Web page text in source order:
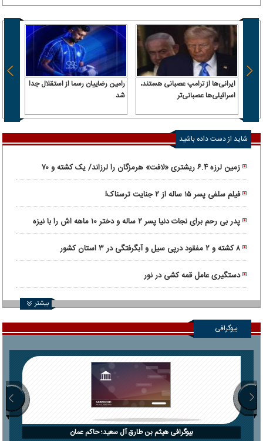
ایرانی‌ها از ترامپ عصبانی هستند،
اسرائیلی‌ها عصبانی‌تر
رامین رضاییان رسما از استقلال جدا
شد
شاید از دست داده باشید
زمین لرزه ۶.۴ ریشتری «لافت» هرمزگان را لرزاند/ یک کشته و ۷۰
مصدوم
فیلم سلفی پسر ۱۵ ساله از ۲ جنایت ترسناک!
پدر بی رحم برای نجات دنیا پسر ۲ ساله و دختر ۱۰ ماهه اش را با نیزه
کشت!
۸ کشته و ۲ مفقود درپی سیل و آبگرفتگی در ۳ استان کشور
دستگیری عامل قمه کشی در نور
بیشتر
بیوگرافی
بیوگرافی هیثم بن طارق آل سعید؛ حاکم عمان